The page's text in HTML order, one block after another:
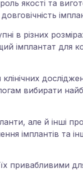
якості та
в різних
імплантат для
вибирати
але й інші
імплантів та
привабливими для